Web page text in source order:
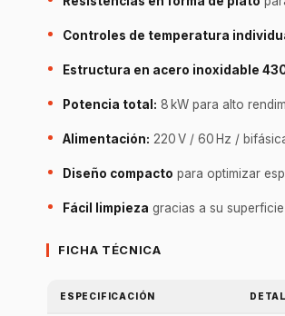
Controles de temperatura
Estructura en acero inoxidable
Potencia total: 8 kW para alto
Alimentación: 220 V / 60 Hz /
Diseño compacto para optimizar
Fácil limpieza gracias a su
FICHA TÉCNICA
ESPECIFICACIÓN